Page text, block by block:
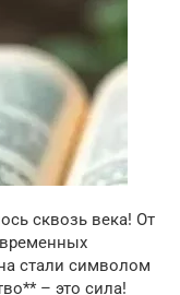
сквозь века! От
стали символом
– это сила!